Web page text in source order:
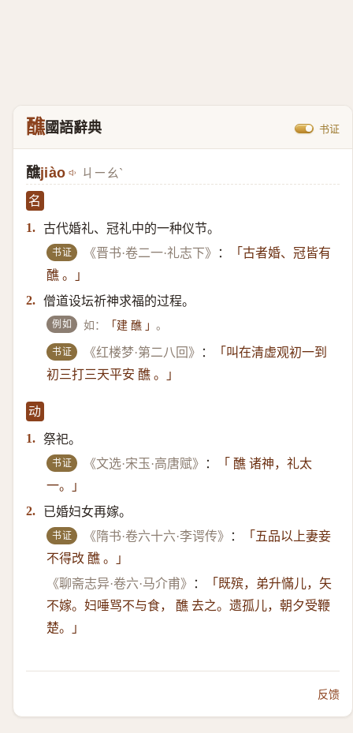
醮國語辭典 书证
醮jiào ㄐㄧㄠˋ
名
1. 古代婚礼、冠礼中的一种仪节。
书证 《晋书·卷二一·礼志下》 ：
「古者婚、冠皆有
醮 。」
2. 僧道设坛祈神求福的过程。
例如 如： 「建 醮 」。
书证 《红楼梦·第二八回》 ：
「叫在清虚观初一到
初三打三天平安 醮 。」
动
1. 祭祀。
书证 《文选·宋玉·高唐赋》 ：
「 醮 诸神，礼太
一。」
2.
已婚妇女再嫁。
书证 《隋书·卷六十六·李谔传》 ：
「五品以上妻妾
不得改 醮 。」
《聊斋志异·卷六·马介甫》
：
「既殡，弟升慲儿，矢
不嫁。妇唾骂不与食， 醮 去之。遗孤儿，朝夕受鞭
楚。」
反馈